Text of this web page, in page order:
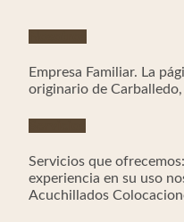
Empresa Familiar. La
originario de
Servicios que
experiencia en su uso
Acuchillados